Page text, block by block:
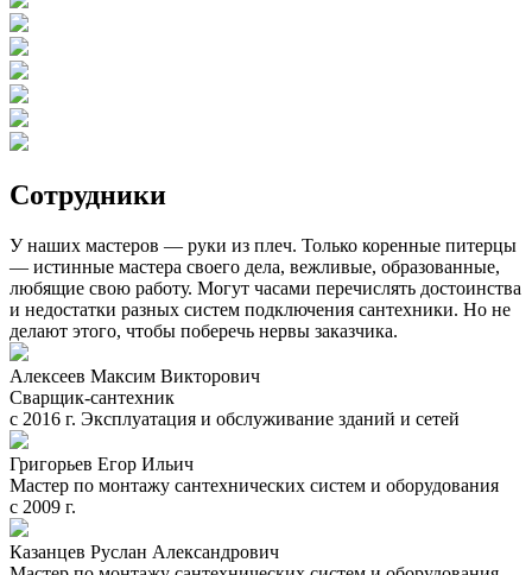
Сотрудники
У наших мастеров — руки из плеч. Только коренные питерцы
— истинные мастера своего дела, вежливые, образованные,
любящие свою работу. Могут часами перечислять достоинства
и недостатки разных систем подключения сантехники. Но не
делают этого, чтобы поберечь нервы заказчика.
Алексеев Максим Викторович
Сварщик-сантехник
с 2016 г. Эксплуатация и обслуживание зданий и сетей
Григорьев Егор Ильич
Мастер по монтажу сантехнических систем и оборудования
с 2009 г.
Казанцев Руслан Александрович